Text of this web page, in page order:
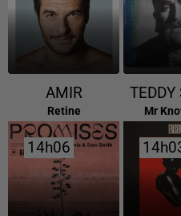
AMIR
Retine Mr
14h06
14h06